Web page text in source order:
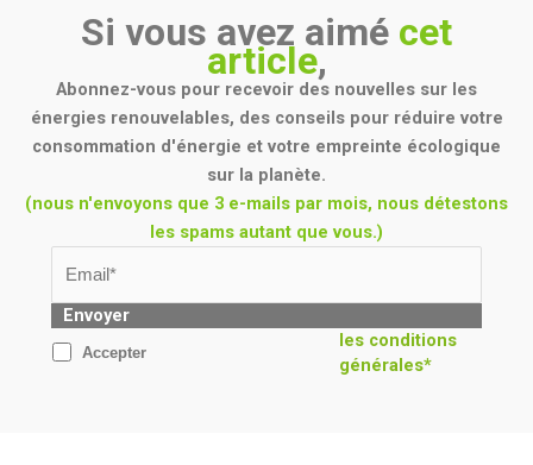
Si vous avez aimé cet
article,
Abonnez-vous pour recevoir des nouvelles sur les
énergies renouvelables, des conseils pour réduire votre
consommation d'énergie et votre empreinte écologique
sur la planète.
(nous n'envoyons que 3 e-mails par mois, nous détestons
les spams autant que vous.)
Envoyer
Accepter
les conditions
générales*